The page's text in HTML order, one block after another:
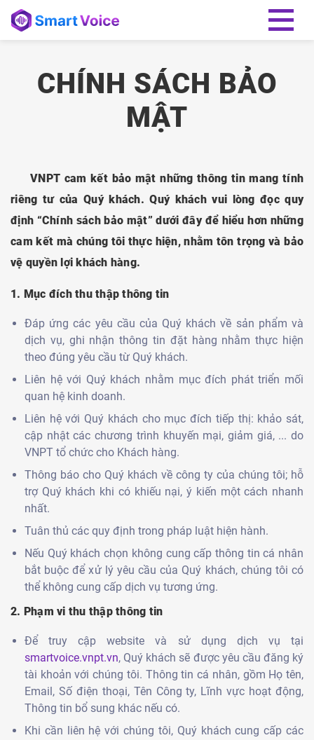
CHÍNH SÁCH BẢO
MẬT
VNPT cam kết bảo mật những thông tin mang tính
riêng tư của Quý khách. Quý khách vui lòng đọc quy
định “Chính sách bảo mật” dưới đây để hiểu hơn những
cam kết mà chúng tôi thực hiện, nhằm tôn trọng và bảo
vệ quyền lợi khách hàng.
1. Mục đích thu thập thông tin
Đáp ứng các yêu cầu của Quý khách về sản phẩm và
dịch vụ, ghi nhận thông tin đặt hàng nhằm thực hiện
theo đúng yêu cầu từ Quý khách.
Liên hệ với Quý khách nhằm mục đích phát triển mối
quan hệ kinh doanh.
Liên hệ với Quý khách cho mục đích tiếp thị: khảo sát,
cập nhật các chương trình khuyến mại, giảm giá, ... do
VNPT tổ chức cho Khách hàng.
Thông báo cho Quý khách về công ty của chúng tôi; hỗ
trợ Quý khách khi có khiếu nại, ý kiến một cách nhanh
nhất.
Tuân thủ các quy định trong pháp luật hiện hành.
Nếu Quý khách chọn không cung cấp thông tin cá nhân
bắt buộc để xử lý yêu cầu của Quý khách, chúng tôi có
thể không cung cấp dịch vụ tương ứng.
2. Phạm vi thu thập thông tin
Để truy cập website và sử dụng dịch vụ tại
smartvoice.vnpt.vn, Quý khách sẽ được yêu cầu đăng ký
tài khoản với chúng tôi. Thông tin cá nhân, gồm Họ tên,
Email, Số điện thoại, Tên Công ty, Lĩnh vực hoạt động,
Thông tin bổ sung khác nếu có.
Khi cần liên hệ với chúng tôi, Quý khách cung cấp các